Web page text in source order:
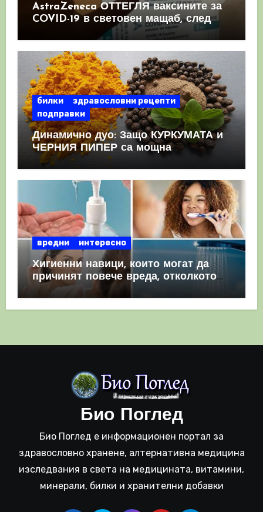
AstraZeneca ОТТЕГЛЯ ваксините за
COVID-19 в световен мащаб, след
като призна, че те причиняват
КРЪВНИ съсиреци
билки
здравословни рецепти
подправки
Динамично дуо: Защо КУРКУМАТА и
ЧЕРНИЯ ПИПЕР са мощна
комбинация
вредни интересно
Хигиенни навици, които могат да
причинят повече вреда, отколкото
полза
Био Поглед
Био Поглед е информационен портал за
здравословно хранене, алтернативна медицина
изследвания в света на медицината, витамини,
минерали, билки и хранителни добавки